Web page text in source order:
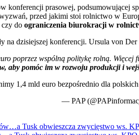
konferencji prasowej,
przed jakimi stoi rolnictwo w
czy do ograniczenia biurokracji w
na dzisiejszej konferencji. Ursula von
poprzez wspólną politykę rolną. Więcej
aby pomóc im w rozwoju produkcji i
1,4 mld euro bezpośrednio dla
— PAP